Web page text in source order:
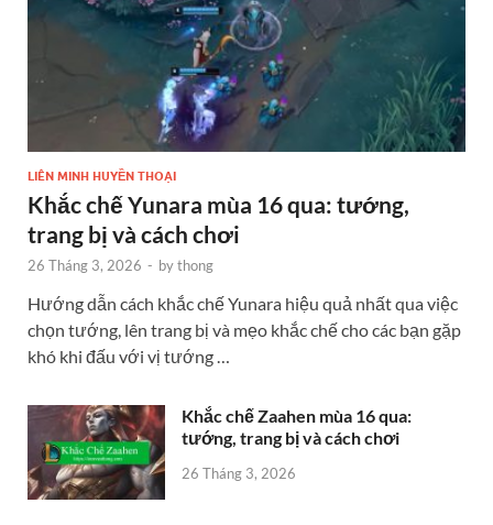
LIÊN MINH HUYỀN THOẠI
Khắc chế Yunara mùa 16 qua: tướng,
trang bị và cách chơi
26 Tháng 3, 2026 - bythong
Hướng dẫn cách khắc chế Yunara hiệu quả nhất qua việc
chọn tướng, lên trang bị và mẹo khắc chế cho các bạn gặp
khó khi đấu với vị tướng …
Khắc chế Zaahen mùa 16 qua:
tướng, trang bị và cách chơi
26 Tháng 3, 2026